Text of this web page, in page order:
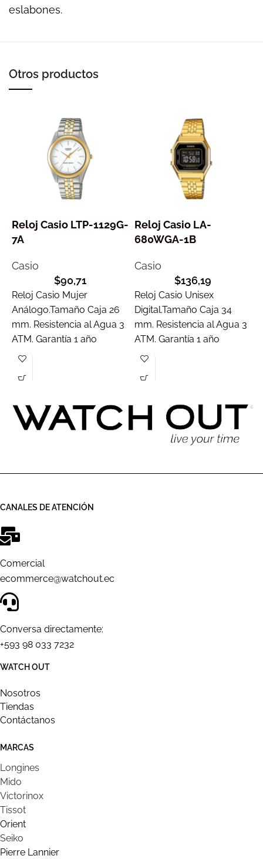
eslabones.
Otros productos
Reloj Casio LTP-1129G-
7A
Casio
$90,71
Reloj Casio Mujer
Análogo.Tamaño Caja 26
mm. Resistencia al Agua 3
ATM. Garantía 1 año
Reloj Casio LA-
680WGA-1B
Casio
$136,19
Reloj Casio Unisex
Digital.Tamaño Caja 34
mm. Resistencia al Agua 3
ATM. Garantía 1 año
CANALES DE ATENCIÓN
Comercial
ecommerce@watchout.ec
Conversa directamente:
+593 98 033 7232
WATCH OUT
Nosotros
Tiendas
Contáctanos
MARCAS
Longines
Mido
Victorinox
Tissot
Orient
Seiko
Pierre Lannier